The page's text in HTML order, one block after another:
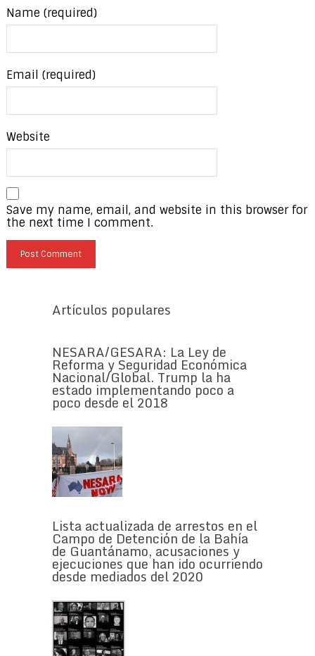
Name (required)
Email (required)
Website
Save my name, email, and website in this browser for
the next time I comment.
Artículos populares
NESARA/GESARA: La Ley de
Reforma y Seguridad Económica
Nacional/Global. Trump la ha
estado implementando poco a
poco desde el 2018
Lista actualizada de arrestos en el
Campo de Detención de la Bahía
de Guantánamo, acusaciones y
ejecuciones que han ido ocurriendo
desde mediados del 2020